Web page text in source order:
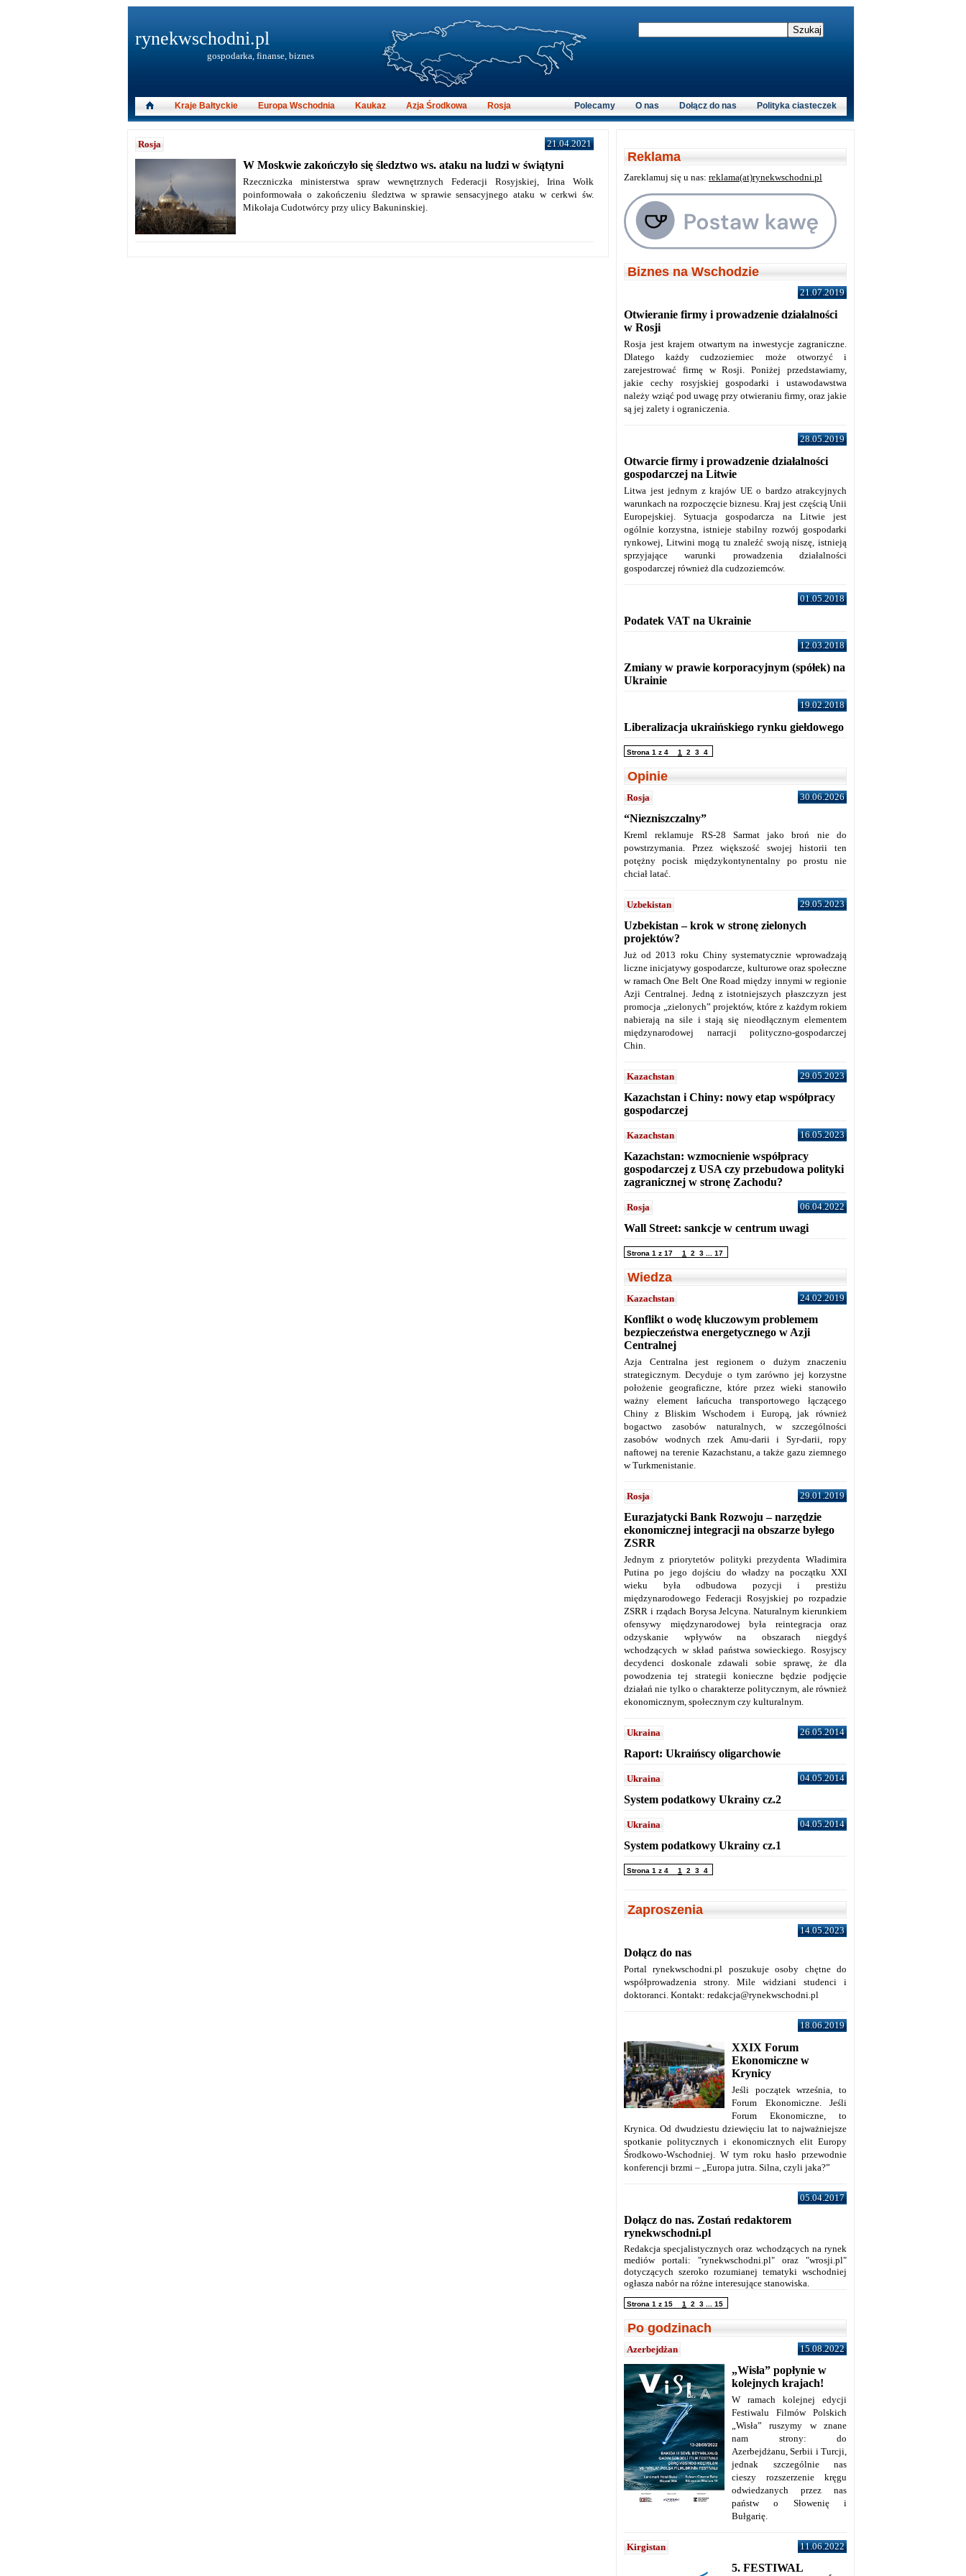
Rosja 21.04.2021
W Moskwie zakończyło się śledztwo ws. ataku na ludzi w świątyni
Rzeczniczka ministerstwa spraw wewnętrznych Federacji Rosyjskiej, Irina Wołk
poinformowała o zakończeniu śledztwa w sprawie sensacyjnego ataku w cerkwi św.
Mikołaja Cudotwórcy przy ulicy Bakuninskiej.
rynekwschodni.pl
gospodarka, finanse, biznes
Kraje Bałtyckie Europa Wschodnia Kaukaz Azja Środkowa Rosja Polityka ciasteczek
Dołącz do nas
O nas
Polecamy
Reklama
Zareklamuj się u nas: reklama(at)rynekwschodni.pl
Biznes na Wschodzie
21.07.2019
Otwieranie firmy i prowadzenie działalności
w Rosji
Rosja jest krajem otwartym na inwestycje zagraniczne.
Dlatego każdy cudzoziemiec może otworzyć i
zarejestrować firmę w Rosji. Poniżej przedstawiamy,
jakie cechy rosyjskiej gospodarki i ustawodawstwa
należy wziąć pod uwagę przy otwieraniu firmy, oraz jakie
są jej zalety i ograniczenia.
28.05.2019
Otwarcie firmy i prowadzenie działalności
gospodarczej na Litwie
Litwa jest jednym z krajów UE o bardzo atrakcyjnych
warunkach na rozpoczęcie biznesu. Kraj jest częścią Unii
Europejskiej. Sytuacja gospodarcza na Litwie jest
ogólnie korzystna, istnieje stabilny rozwój gospodarki
rynkowej, Litwini mogą tu znaleźć swoją niszę, istnieją
sprzyjające warunki prowadzenia działalności
gospodarczej również dla cudzoziemców.
01.05.2018
Podatek VAT na Ukrainie
12.03.2018
Zmiany w prawie korporacyjnym (spółek) na
Ukrainie
19.02.2018
Liberalizacja ukraińskiego rynku giełdowego
Strona 1 z 4 1 2 3 4
Opinie
Rosja 30.06.2026
“Niezniszczalny”
Kreml reklamuje RS-28 Sarmat jako broń nie do
powstrzymania. Przez większość swojej historii ten
potężny pocisk międzykontynentalny po prostu nie
chciał latać.
Uzbekistan 29.05.2023
Uzbekistan – krok w stronę zielonych
projektów?
Już od 2013 roku Chiny systematycznie wprowadzają
liczne inicjatywy gospodarcze, kulturowe oraz społeczne
w ramach One Belt One Road między innymi w regionie
Azji Centralnej. Jedną z istotniejszych płaszczyzn jest
promocja „zielonych” projektów, które z każdym rokiem
nabierają na sile i stają się nieodłącznym elementem
międzynarodowej narracji polityczno-gospodarczej
Chin.
Kazachstan 29.05.2023
Kazachstan i Chiny: nowy etap współpracy
gospodarczej
Kazachstan 16.05.2023
Kazachstan: wzmocnienie współpracy
gospodarczej z USA czy przebudowa polityki
zagranicznej w stronę Zachodu?
Rosja 06.04.2022
Wall Street: sankcje w centrum uwagi
Strona 1 z 17 1 2 3 17
Wiedza
Kazachstan 24.02.2019
Konflikt o wodę kluczowym problemem
bezpieczeństwa energetycznego w Azji
Centralnej
Azja Centralna jest regionem o dużym znaczeniu
strategicznym. Decyduje o tym zarówno jej korzystne
położenie geograficzne, które przez wieki stanowiło
ważny element łańcucha transportowego łączącego
Chiny z Bliskim Wschodem i Europą, jak również
bogactwo zasobów naturalnych, w szczególności
zasobów wodnych rzek Amu-darii i Syr-darii, ropy
naftowej na terenie Kazachstanu, a także gazu ziemnego
w Turkmenistanie.
Rosja 29.01.2019
Eurazjatycki Bank Rozwoju – narzędzie
ekonomicznej integracji na obszarze byłego
ZSRR
Jednym z priorytetów polityki prezydenta Władimira
Putina po jego dojściu do władzy na początku XXI
wieku była odbudowa pozycji i prestiżu
międzynarodowego Federacji Rosyjskiej po rozpadzie
ZSRR i rządach Borysa Jelcyna. Naturalnym kierunkiem
ofensywy międzynarodowej była reintegracja oraz
odzyskanie wpływów na obszarach niegdyś
wchodzących w skład państwa sowieckiego. Rosyjscy
decydenci doskonale zdawali sobie sprawę, że dla
powodzenia tej strategii konieczne będzie podjęcie
działań nie tylko o charakterze politycznym, ale również
ekonomicznym, społecznym czy kulturalnym.
Ukraina 26.05.2014
Raport: Ukraińscy oligarchowie
Ukraina 04.05.2014
System podatkowy Ukrainy cz.2
Ukraina 04.05.2014
System podatkowy Ukrainy cz.1
Strona 1 z 4 1 2 3 4
Zaproszenia
14.05.2023
Dołącz do nas
Portal rynekwschodni.pl poszukuje osoby chętne do
współprowadzenia strony. Mile widziani studenci i
doktoranci. Kontakt: redakcja@rynekwschodni.pl
18.06.2019
XXIX Forum
Ekonomiczne w
Krynicy
Jeśli początek września, to
Forum Ekonomiczne. Jeśli
Forum Ekonomiczne, to
Krynica. Od dwudziestu dziewięciu lat to najważniejsze
spotkanie politycznych i ekonomicznych elit Europy
Środkowo-Wschodniej. W tym roku hasło przewodnie
konferencji brzmi – „Europa jutra. Silna, czyli jaka?”
05.04.2017
Dołącz do nas. Zostań redaktorem
rynekwschodni.pl
Redakcja specjalistycznych oraz wchodzących na rynek
mediów portali: "rynekwschodni.pl" oraz "wrosji.pl"
dotyczących szeroko rozumianej tematyki wschodniej
ogłasza nabór na różne interesujące stanowiska.
Strona 1 z 15 1 2 3 15
Po godzinach
Azerbejdżan 15.08.2022
„Wisła” popłynie w
kolejnych krajach!
W ramach kolejnej edycji
Festiwalu Filmów Polskich
„Wisła” ruszymy w znane
nam strony: do
Azerbejdżanu, Serbii i Turcji,
jednak szczególnie nas
cieszy rozszerzenie kręgu
odwiedzanych przez nas
państw o Słowenię i
Bułgarię.
Kirgistan 11.06.2022
5. FESTIWAL